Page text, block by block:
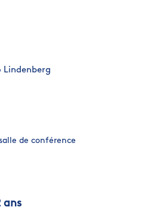
Lindenberg
de conférence
ans